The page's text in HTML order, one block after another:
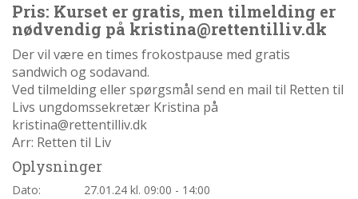
Pris: Kurset er gratis, men tilmelding er
nødvendig på kristina@rettentilliv.dk
Der vil være en times frokostpause med gratis
sandwich og sodavand.
Ved tilmelding eller spørgsmål send en mail til Retten til
Livs ungdomssekretær Kristina på
kristina@rettentilliv.dk
Arr: Retten til Liv
Oplysninger
Dato:
27.01.24 kl. 09:00 - 14:00